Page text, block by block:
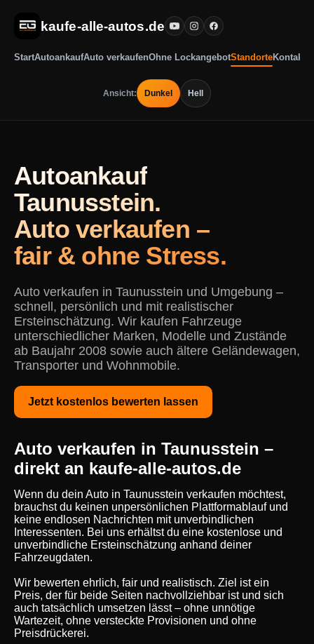
kaufe-alle-autos.de
StartAutoankaufAuto verkaufenOhne LockangebotStandorteKontakt
Ansicht: Dunkel Hell
Autoankauf
Taunusstein.
Auto verkaufen –
fair & ohne Stress.
Auto verkaufen in Taunusstein und Umgebung –
schnell, persönlich und mit realistischer
Ersteinschätzung. Wir kaufen Fahrzeuge
unterschiedlicher Marken, Modelle und Zustände
ab Baujahr 2008 sowie auch ältere Geländewagen,
Transporter und Wohnmobile.
Jetzt kostenlos bewerten lassen
Auto verkaufen in Taunusstein –
direkt an kaufe-alle-autos.de
Wenn du dein Auto in Taunusstein verkaufen möchtest,
brauchst du keinen unpersönlichen Plattformablauf und
keine endlosen Nachrichten mit unverbindlichen
Interessenten. Bei uns erhältst du eine kostenlose und
unverbindliche Ersteinschätzung anhand deiner
Fahrzeugdaten.
Wir bewerten ehrlich, fair und realistisch. Ziel ist ein
Preis, der für beide Seiten nachvollziehbar ist und sich
auch tatsächlich umsetzen lässt – ohne unnötige
Wartezeit, ohne versteckte Provisionen und ohne
Preisdrückerei.